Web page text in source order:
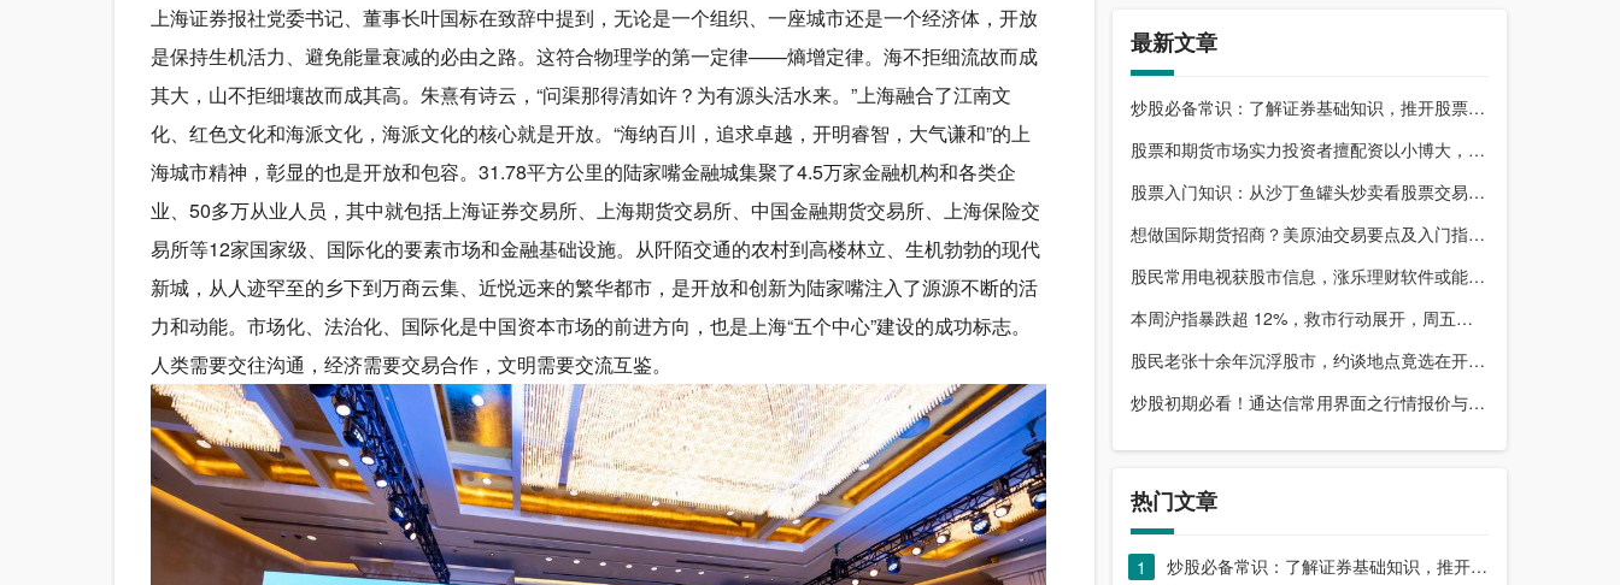
上海证券报社党委书记、董事长叶国标在致辞中提到，无论是一个组织、一座城市还是一个经济体，开放
是保持生机活力、避免能量衰减的必由之路。这符合物理学的第一定律——熵增定律。海不拒细流故而成
其大，山不拒细壤故而成其高。朱熹有诗云，“问渠那得清如许？为有源头活水来。”上海融合了江南文
化、红色文化和海派文化，海派文化的核心就是开放。“海纳百川，追求卓越，开明睿智，大气谦和”的上
海城市精神，彰显的也是开放和包容。31.78平方公里的陆家嘴金融城集聚了4.5万家金融机构和各类企
业、50多万从业人员，其中就包括上海证券交易所、上海期货交易所、中国金融期货交易所、上海保险交
易所等12家国家级、国际化的要素市场和金融基础设施。从阡陌交通的农村到高楼林立、生机勃勃的现代
新城，从人迹罕至的乡下到万商云集、近悦远来的繁华都市，是开放和创新为陆家嘴注入了源源不断的活
力和动能。市场化、法治化、国际化是中国资本市场的前进方向，也是上海“五个中心”建设的成功标志。
人类需要交往沟通，经济需要交易合作，文明需要交流互鉴。
最新文章
炒股必备常识：了解证券基础知识，推开股票市场大门
股票和期货市场实力投资者擅配资以小博大，顶配网优势尽显
股票入门知识：从沙丁鱼罐头炒卖看股票交易本质，你了解吗？
想做国际期货招商？美原油交易要点及入门指南请收好
股民常用电视获股市信息，涨乐理财软件或能满足更多需求？
本周沪指暴跌超 12%，救市行动展开，周五市场有何措施？
股民老张十余年沉浮股市，约谈地点竟选在开户超市门口？
炒股初期必看！通达信常用界面之行情报价与分时图介绍
热门文章
1
炒股必备常识：了解证券基础知识，推开股票市场大门